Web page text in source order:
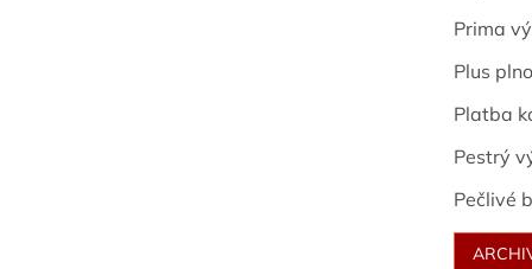
Prima
Plus
Platba
Pestrý
Pečlivé